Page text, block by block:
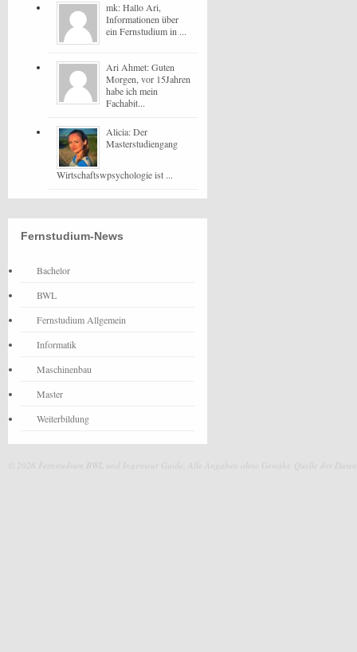
mk: Hallo Ari,
Informationen über
ein Fernstudium in ...
Ari Ahmet: Guten
Morgen, vor 15Jahren
habe ich mein
Fachabit...
Alicia: Der
Masterstudiengang
Wirtschaftswpsychologie ist ...
Fernstudium-News
Bachelor
BWL
Fernstudium Allgemein
Informatik
Maschinenbau
Master
Weiterbildung
© 2026 Fernstudium BWL und Ingenieur Guide. Alle Angaben ohne Gewähr. Quelle der